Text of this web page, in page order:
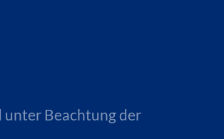
Beachtung der